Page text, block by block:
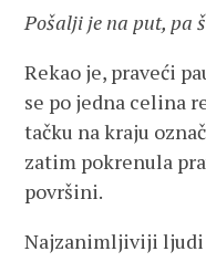
Pošalji je na put, pa
Rekao je, praveći
se po jedna celina
tačku na kraju
zatim pokrenula
površini.
Najzanimljiviji ljudi